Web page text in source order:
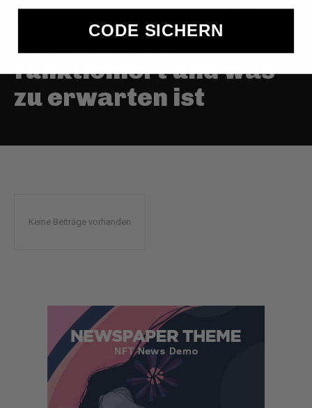
Twaxing erklärt: Was
es ist, wie es
funktioniert und was
zu erwarten ist
Keine Beiträge vorhanden
CODE SICHERN